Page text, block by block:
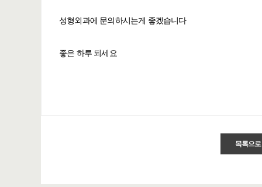
성형외과에 문의하시는게 좋겠습니다
좋은 하루 되세요
목록으로